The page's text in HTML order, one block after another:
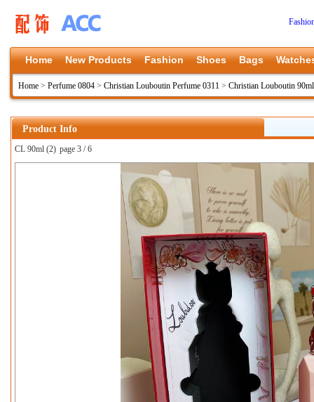
Home New Products Fashion Shoes Bags
Home > Perfume 0804 > Christian Louboutin Perfume 0311 > Christian Louboutin
Product Info
CL 90ml (2) page 3 / 6